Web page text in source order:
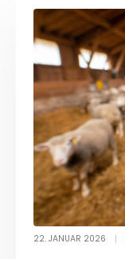
22. JANUAR 2026